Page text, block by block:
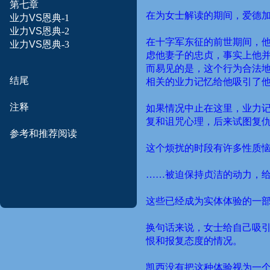
第七章
业力VS恩典-1
业力VS恩典-2
业力VS恩典-3
结尾
注释
参考和推荐阅读
在为女士解读的期间，爱德
在十字军东征的前世期间，
虑他妻子的忠贞，事实上他
而易见的是，这个行为合法
相关的业力记忆给他吸引了
如果情况中止在这里，业力
复和诅咒心理，后来试图复
这个烦扰的时段有许多性质
……被迫保持贞洁的动力，
这些已经成为实体体验的一
换句话来说，女士给自己吸
恨和报复态度的情况。
凯西没有把这种体验视为一